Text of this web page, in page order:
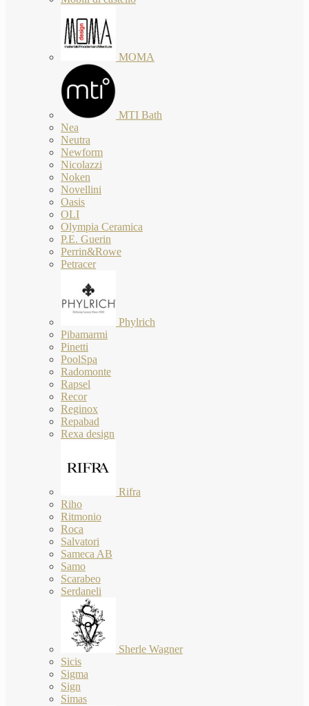
MOMA
MTI Bath
Nea
Neutra
Newform
Nicolazzi
Noken
Novellini
Oasis
OLI
Olympia Ceramica
P.E. Guerin
Perrin&Rowe
Petracer
Phylrich
Pibamarmi
Pinetti
PoolSpa
Radomonte
Rapsel
Recor
Reginox
Repabad
Rexa design
Rifra
Riho
Ritmonio
Roca
Salvatori
Sameca AB
Samo
Scarabeo
Serdaneli
Sherle Wagner
Sicis
Sigma
Sign
Simas